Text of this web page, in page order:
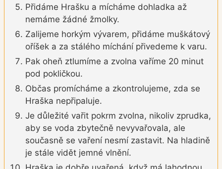
Přidáme Hrašku a mícháme dohladka až
nemáme žádné žmolky.
Zalijeme horkým vývarem, přidáme muškátový
oříšek a za stálého míchání přivedeme k varu.
Pak oheň ztlumíme a zvolna vaříme 20 minut
pod pokličkou.
Občas promícháme a zkontrolujeme, zda se
Hraška nepřipaluje.
Je důležité vařit pokrm zvolna, nikoliv zprudka,
aby se voda zbytečně nevyvařovala, ale
současně se vaření nesmí zastavit. Na hladině
je stále vidět jemné vlnění.